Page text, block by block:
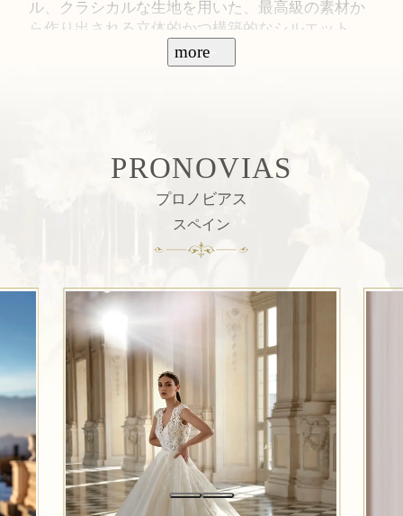
ル、クラシカルな生地を用いた、最高級の素材か
ら作り出される立体的かつ構築的なシルエット。
芸術的でバックスタイルもスタイリッシュで360
度どこからみても美しく世界中の花嫁を魅了する
more
PRONOVIAS
プロノビアス
スペイン